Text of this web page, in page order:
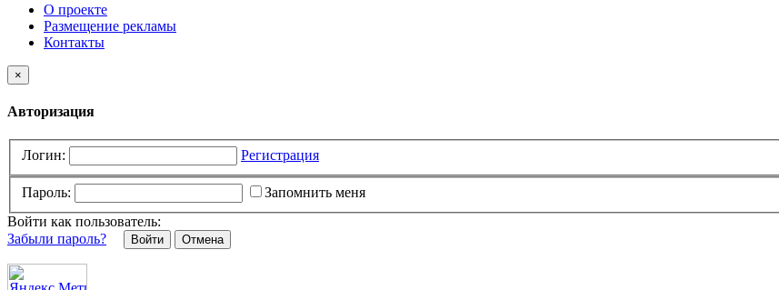
О проекте
Размещение рекламы
Контакты
×
Авторизация
Логин: Регистрация
Пароль:
Запомнить меня
Войти как пользователь:
Забыли пароль?
Отмена